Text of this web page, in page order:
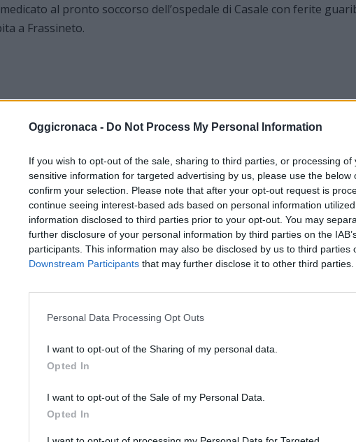
Oggicronaca - Do Not Process My Personal Information
If you wish to opt-out of the sale, sharing to third parties, or processing of
sensitive information for targeted advertising by us, please use the below
confirm your selection. Please note that after your opt-out request is
continue seeing interest-based ads based on personal information
information disclosed to third parties prior to your opt-out. You may
further disclosure of your personal information by third parties on the
participants. This information may also be disclosed by us to third parties
Downstream Participants that may further disclose it to other third parties.
Personal Data Processing Opt Outs
I want to opt-out of the Sharing of my personal data.
Opted In
I want to opt-out of the Sale of my Personal Data.
Opted In
al pronto soccorso dell’ospedale di Casale con ferite
a Frassineto.
Telegram Stampa